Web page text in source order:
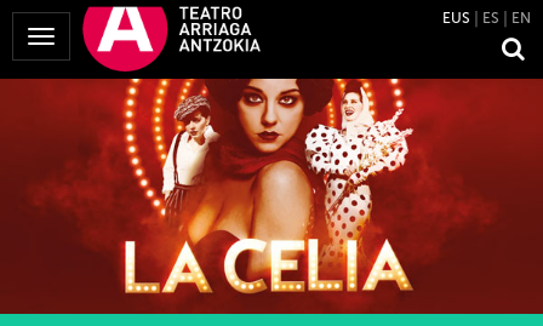
Menua
erakutsi
EUS ES EN